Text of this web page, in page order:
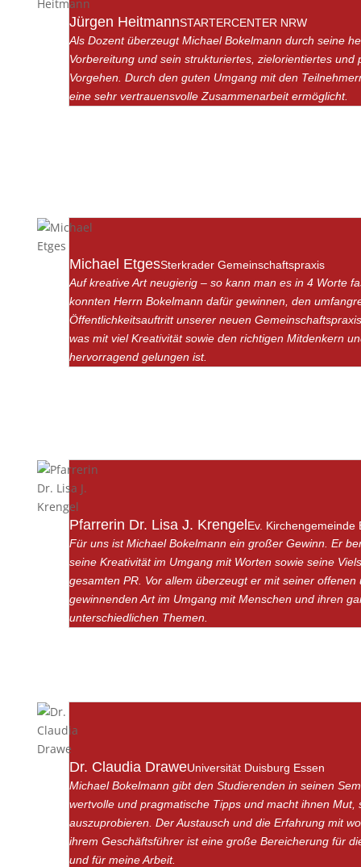
Jürgen HeitmannSTARTERCENTER NRW
Als Dozent überzeugt Michael Bokelmann durch seine
Vorbereitung und sein strukturiertes, zielorientiertes und
Vorgehen. Durch den guten Umgang mit den
eine sehr vertrauensvolle Zusammenarbeit ermöglicht.
Michael EtgesSterkrader Gemeinschaftspraxis
Auf kreative Art neugierig – so kann man es in 4 Worte
konnten Herrn Bokelmann dafür gewinnen, den
Öffentlichkeitsauftritt unserer neuen
was mit viel Kreativität sowie den richtigen Mitdenkern
hervorragend gelungen ist.
Pfarrerin Dr. Lisa J. Krengel Ev. Kirchengemeinde
Für uns ist Michael Bokelmann ein großer Gewinn. Er
seine Kreativität im Umgang mit Worten sowie seine
gesamten PR. Vor allem überzeugt er mit seiner offenen
gewinnenden Art im Umgang mit Menschen und ihren
unterschiedlichen Themen.
Dr. Claudia DraweUniversität Duisburg Essen
Michael Bokelmann gibt den Studierenden in seinen
wertvolle und pragmatische Tipps und macht ihnen Mut,
auszuprobieren. Der Austausch und die Erfahrung mit
ihrem Geschäftsführer ist eine große Bereicherung für
und für meine Arbeit.